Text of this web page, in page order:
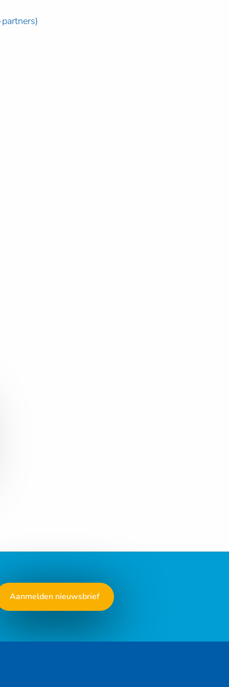
Aanmelden nieuwsbrief